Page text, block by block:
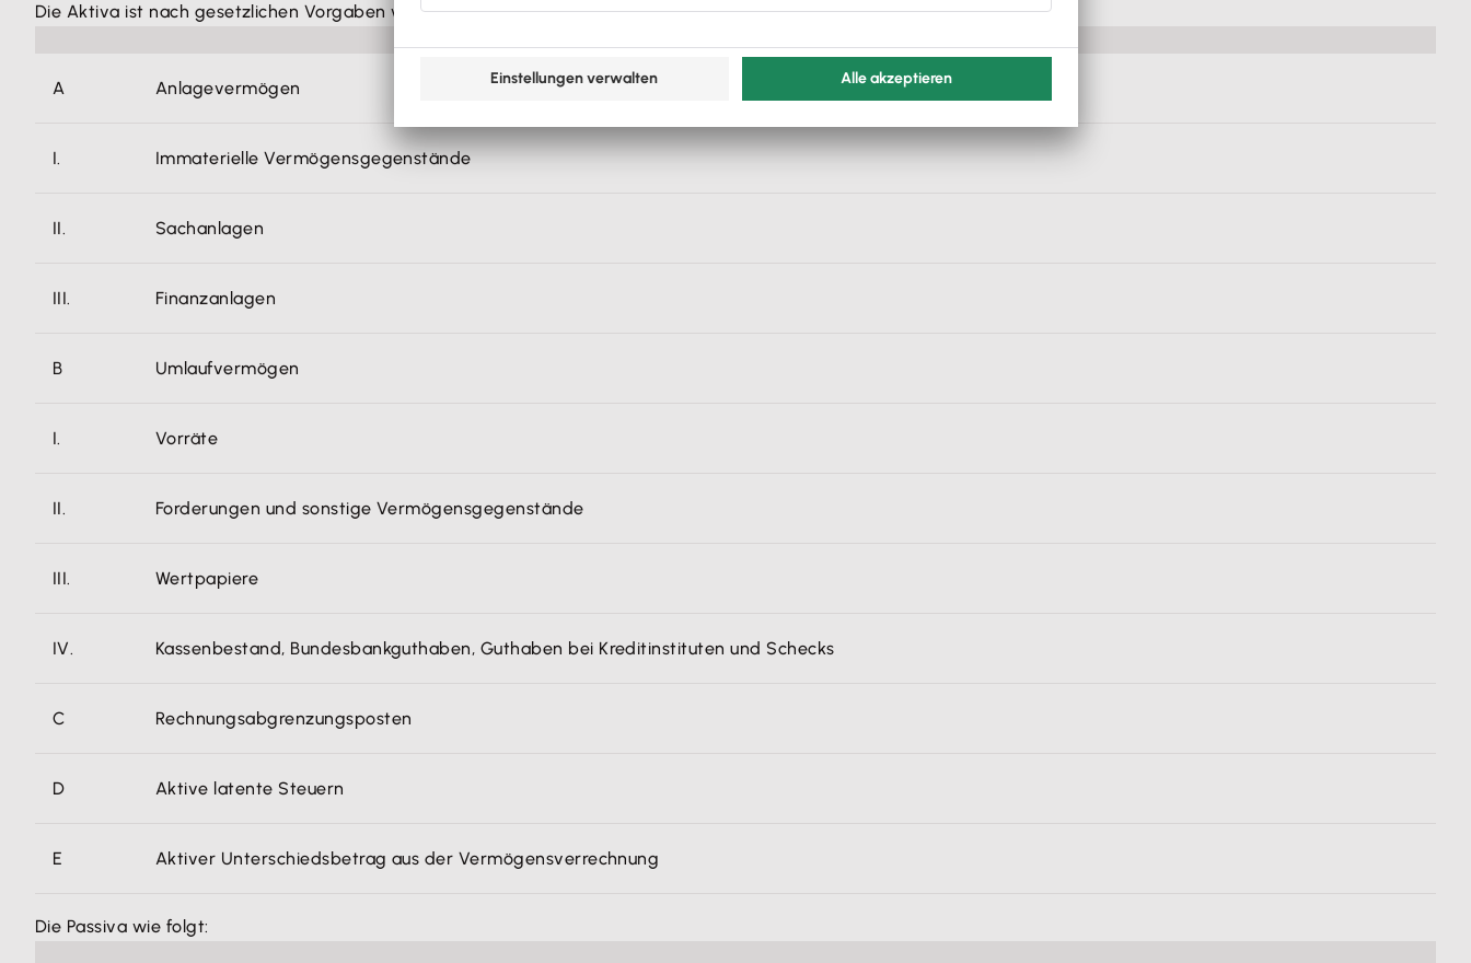
Die Aktiva ist nach gesetzlichen Vorgaben wie folgt gegliedert:
A Anlagevermögen
I. Immaterielle Vermögensgegenstände
II. Sachanlagen
III. Finanzanlagen
B Umlaufvermögen
I. Vorräte
II. Forderungen und sonstige Vermögensgegenstände
III. Wertpapiere
IV. Kassenbestand, Bundesbankguthaben, Guthaben bei Kreditinstituten und Schecks
C Rechnungsabgrenzungsposten
D Aktive latente Steuern
E Aktiver Unterschiedsbetrag aus der Vermögensverrechnung
Die Passiva wie folgt: